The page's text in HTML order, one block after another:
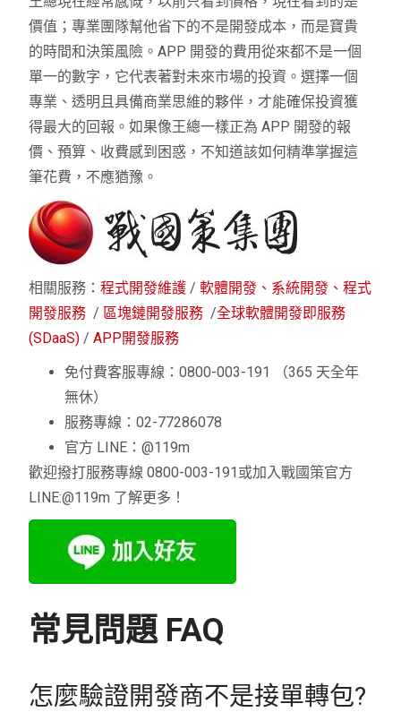
價值；專業團隊幫他省下的不是開發成本，而是寶貴
的時間和決策風險。APP 開發的費用從來都不是一個
單一的數字，它代表著對未來市場的投資。選擇一個
專業、透明且具備商業思維的夥伴，才能確保投資獲
得最大的回報。如果像王總一樣正為 APP 開發的報
價、預算、收費感到困惑，不知道該如何精準掌握這
筆花費，不應猶豫。
相關服務：程式開發維護 /軟體開發、系統開發、程式
開發服務 / 區塊鏈開發服務 /全球軟體開發即服務
(SDaaS) / APP開發服務
免付費客服專線：0800-003-191 （365 天全年
無休）
服務專線：02-77286078
官方 LINE：@119m
歡迎撥打服務專線 0800-003-191或加入戰國策官方
LINE:@119m 了解更多！
常見問題 FAQ
怎麼驗證開發商不是接單轉包?